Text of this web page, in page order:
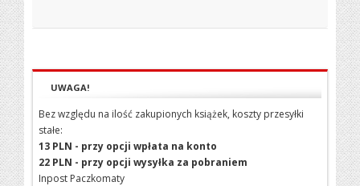
UWAGA!
Bez względu na ilość zakupionych książek, koszty przesyłki
stałe:
13 PLN - przy opcji wpłata na konto
22 PLN - przy opcji wysyłka za pobraniem
Inpost Paczkomaty